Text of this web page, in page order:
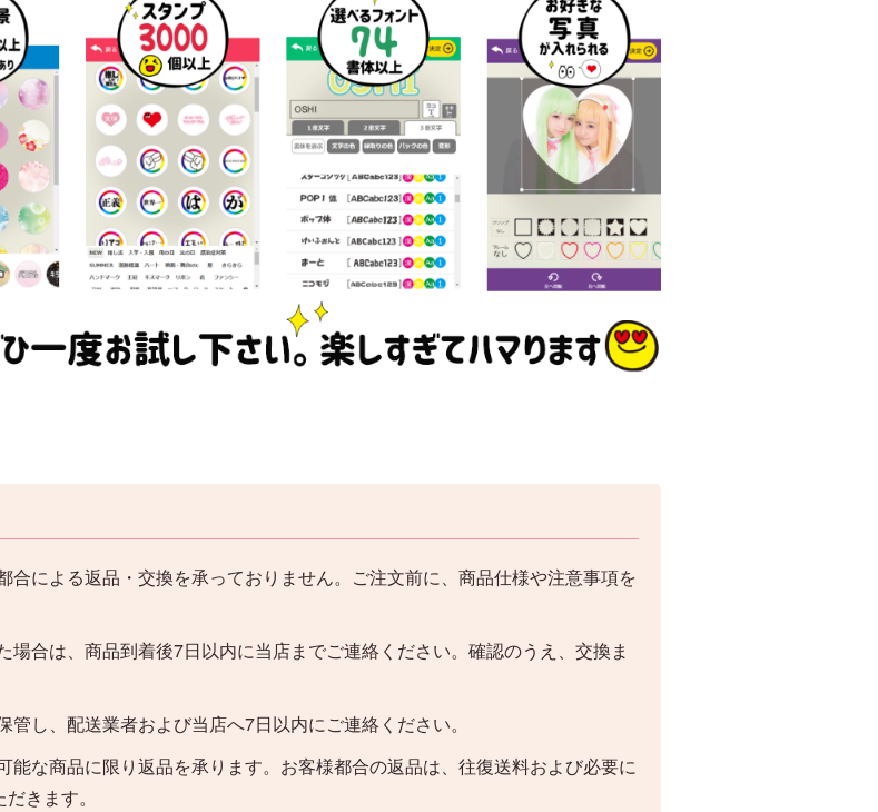
による返品・交換を承っておりません。ご注文前に、商品仕様や注意事項を
合は、商品到着後7日以内に当店までご連絡ください。確認のうえ、交換ま
し、配送業者および当店へ7日以内にご連絡ください。
な商品に限り返品を承ります。お客様都合の返品は、往復送料および必要に
きます。